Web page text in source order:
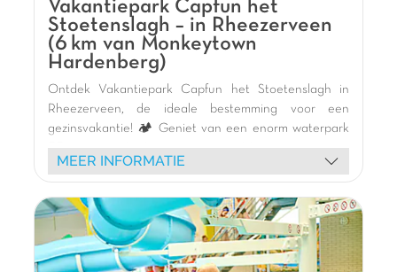
Vakantiepark Capfun het
Stoetenslagh – in Rheezerveen
(6 km van Monkeytown
Hardenberg)
Ontdek Vakantiepark Capfun het Stoetenslagh in
Rheezerveen, de ideale bestemming voor een
gezinsvakantie! 🏕️ Geniet van een enorm waterpark
🏊‍♀️ met zwembaden, spannende glijbanen 🎢 en een
groot meer met zandstrand 🏖️ voor diverse
wateractiviteiten (waterfietsen, kajakken, suppen).
Kinderen zullen dol zijn op de vele binnen- en
buitenspeeltuinen, de pumptrack 🚲, de aquatische
tokkelbaan en de bowlingbaan. Verblijf in onze
moderne stacaravans aan het meer 🏡. Boeiende
MEER INFORMATIE